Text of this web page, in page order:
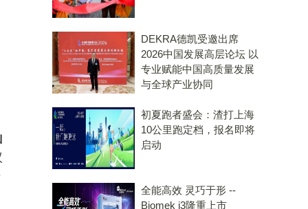
DEKRA德凯受邀出席
2026中国发展高层论坛 以
专业赋能中国高质量发展
与全球产业协同
初夏跑者盛会：渣打上海
10公里跑定档，报名即将
启动
全能高效 灵巧于形 --
Biomek i3隆重上市